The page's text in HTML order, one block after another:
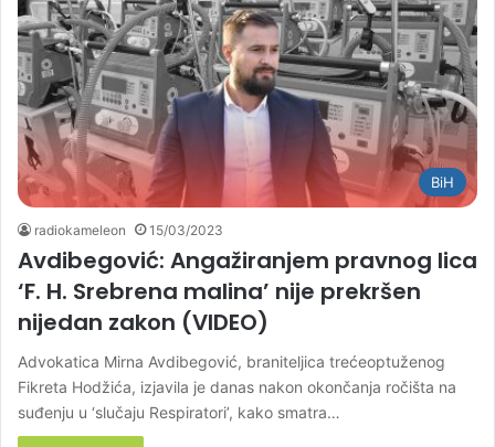
BiH
radiokameleon 15/03/2023
Avdibegović: Angažiranjem pravnog lica
‘F. H. Srebrena malina’ nije prekršen
nijedan zakon (VIDEO)
Advokatica Mirna Avdibegović, braniteljica trećeoptuženog
Fikreta Hodžića, izjavila je danas nakon okončanja ročišta na
suđenju u ‘slučaju Respiratori’, kako smatra…